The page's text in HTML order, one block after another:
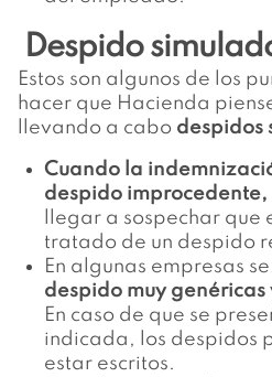
Despido
Estos son algunos de los
hacer que Hacienda
llevando a cabo despidos
Cuando la
despido improcedente,
llegar a sospechar que
tratado de un despido
En algunas empresas
despido muy genéricas
En caso de que se
indicada, los despidos
estar escritos.